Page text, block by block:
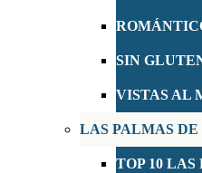
SIN
VISTAS AL
LAS PALMAS DE
TOP 10 LAS